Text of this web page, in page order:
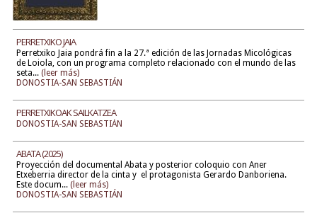
PERRETXIKO JAIA
Perretxiko Jaia pondrá fin a la 27.ª edición de las Jornadas Micológicas
de Loiola, con un programa completo relacionado con el mundo de las
seta... (leer más)
DONOSTIA-SAN SEBASTIÁN
PERRETXIKOAK SAILKATZEA
DONOSTIA-SAN SEBASTIÁN
ABATA (2025)
Proyección del documental Abata y posterior coloquio con Aner
Etxeberria director de la cinta y el protagonista Gerardo Danboriena.
Este docum... (leer más)
DONOSTIA-SAN SEBASTIÁN